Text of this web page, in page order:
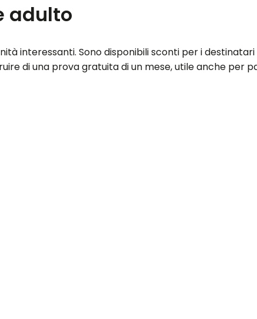
adulto
interessanti. Sono disponibili sconti per i
di una prova gratuita di un mese, utile anche per